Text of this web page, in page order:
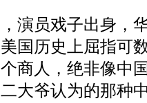
演员戏子出身，
国历史上屈指可
商人，绝非像中
大爷认为的那种